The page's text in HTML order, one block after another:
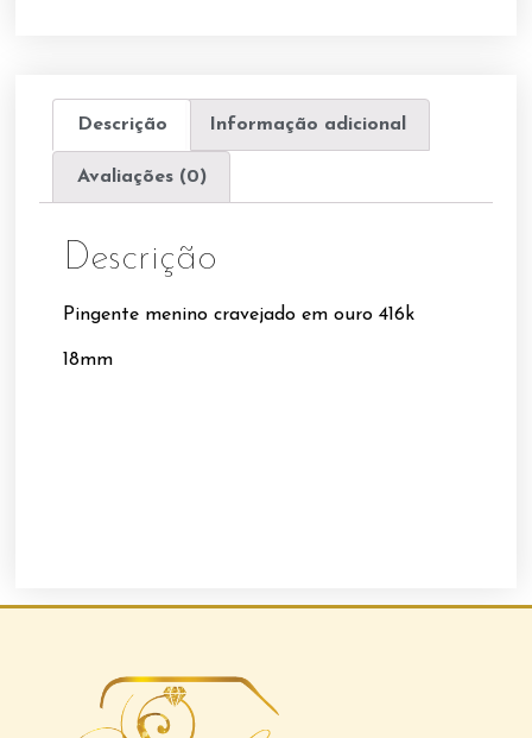
Descrição Informação adicional
Avaliações (0)
Descrição
Pingente menino cravejado em ouro 416k
18mm